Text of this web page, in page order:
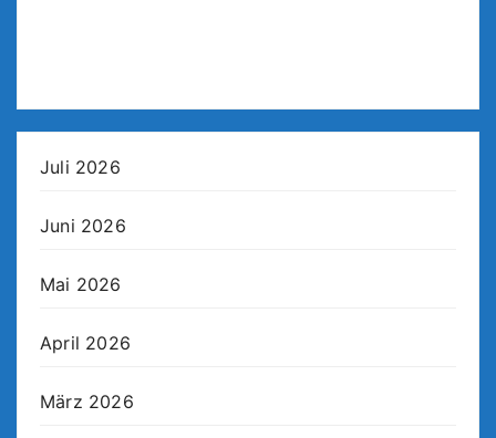
Juli 2026
Juni 2026
Mai 2026
April 2026
März 2026